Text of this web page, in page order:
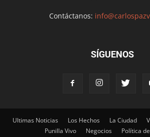
Contáctanos:
SÍGUENOS
Ultimas Noticias Los Hechos La Ciudad
Punilla Vivo
Negocios Política